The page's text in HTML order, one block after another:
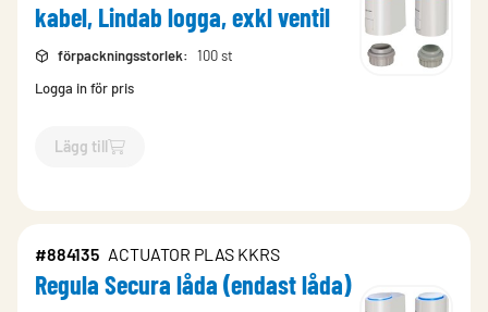
kabel, Lindab logga, exkl ventil
förpackningsstorlek:
100 st
Logga in för pris
Lägg till
`$Lägg till
#884135 ACTUATOR PLAS KKRS
Regula Secura låda (endast låda)